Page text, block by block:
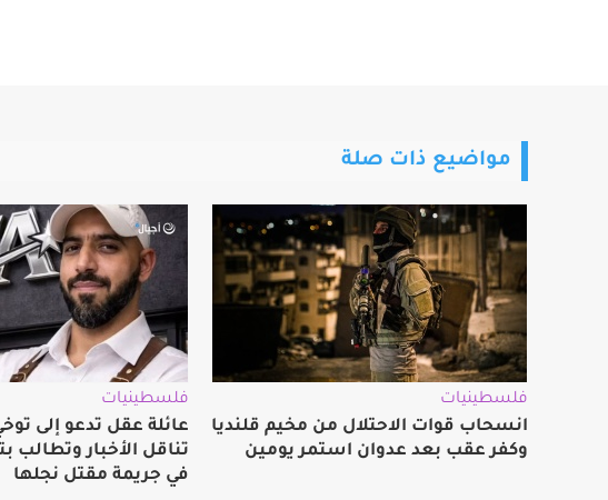
مواضيع ذات صلة
فلسطينيات
انسحاب قوات الاحتلال من مخيم قلنديا
وكفر عقب بعد عدوان استمر يومين
فلسطينيات
عائلة عقل تدعو إلى
تناقل الأخبار
في جريمة مقتل نجلها